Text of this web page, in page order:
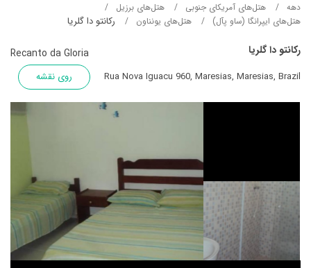
دهه هتل‌های آمریکای جنوبی
هتل‌های برزیل
هتل‌های ایپرانگا (ساو پآل)
هتل‌های یونناون رکانتو دا گلریا
رکانتو دا گلریا Recanto da Gloria
Rua Nova Iguacu 960, Maresias, Maresias, Brazil روی نقشه